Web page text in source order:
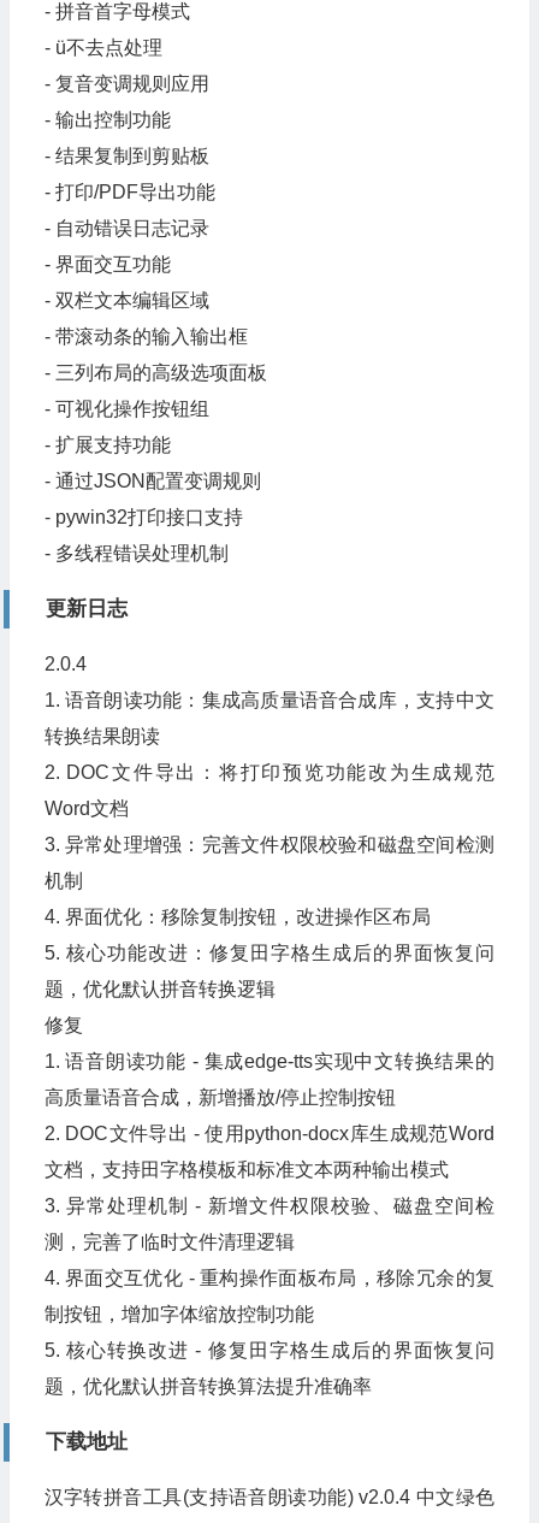
- 拼音首字母模式
- ü不去点处理
- 复音变调规则应用
- 输出控制功能
- 结果复制到剪贴板
- 打印/PDF导出功能
- 自动错误日志记录
- 界面交互功能
- 双栏文本编辑区域
- 带滚动条的输入输出框
- 三列布局的高级选项面板
- 可视化操作按钮组
- 扩展支持功能
- 通过JSON配置变调规则
- pywin32打印接口支持
- 多线程错误处理机制
更新日志
2.0.4
1. 语音朗读功能：集成高质量语音合成库，支持中文
转换结果朗读
2. DOC文件导出：将打印预览功能改为生成规范
Word文档
3. 异常处理增强：完善文件权限校验和磁盘空间检测
机制
4. 界面优化：移除复制按钮，改进操作区布局
5. 核心功能改进：修复田字格生成后的界面恢复问
题，优化默认拼音转换逻辑
修复
1. 语音朗读功能 - 集成edge-tts实现中文转换结果的
高质量语音合成，新增播放/停止控制按钮
2. DOC文件导出 - 使用python-docx库生成规范Word
文档，支持田字格模板和标准文本两种输出模式
3. 异常处理机制 - 新增文件权限校验、磁盘空间检
测，完善了临时文件清理逻辑
4. 界面交互优化 - 重构操作面板布局，移除冗余的复
制按钮，增加字体缩放控制功能
5. 核心转换改进 - 修复田字格生成后的界面恢复问
题，优化默认拼音转换算法提升准确率
下载地址
汉字转拼音工具(支持语音朗读功能) v2.0.4 中文绿色